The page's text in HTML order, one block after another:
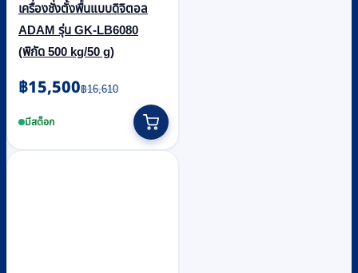
เครื่องชั่งตั้งพื้นแบบดิจิตอล
ADAM รุ่น GK-LB6080
(พิกัด 500 kg/50 g)
฿16,610
Original
price
was:
฿15,500
Current
price
is:มีสต็อก